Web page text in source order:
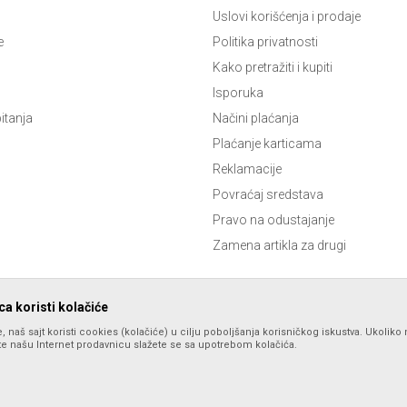
Uslovi korišćenja i prodaje
Politika privatnosti
Kako pretražiti i kupiti
Isporuka
Načini plaćanja
Plaćanje karticama
Reklamacije
Povraćaj sredstava
Pravo na odustajanje
Zamena artikla za drugi
i samih cena, ali ne možemo garantovati da su sve informacije
koristi kolačiće
naš sajt koristi cookies (kolačiće) u cilju poboljšanja korisničkog iskustva. Ukoliko
našu Internet prodavnicu slažete se sa upotrebom kolačića.